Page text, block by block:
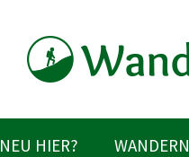
NEU HIER? WANDERN